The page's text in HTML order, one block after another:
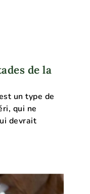
de la
un type de
qui ne
devrait